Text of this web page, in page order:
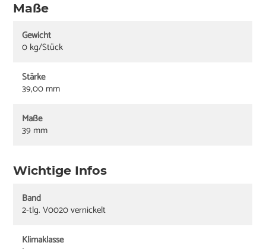
Maße
Gewicht
0 kg/Stück
Stärke
39,00 mm
Maße
39 mm
Wichtige Infos
Band
2-tlg. V0020 vernickelt
Klimaklasse